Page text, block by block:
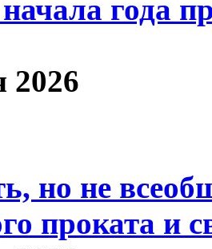
года
2026
но не
проката и